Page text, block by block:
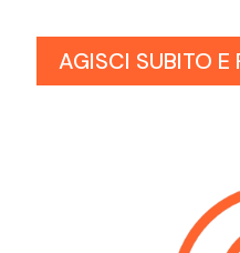
AGISCI SUBITO